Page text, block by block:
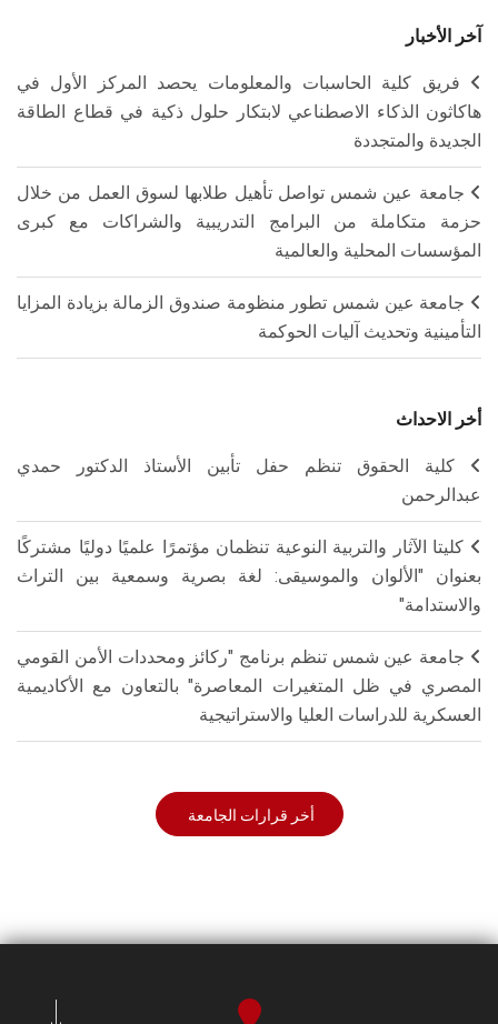
آخر الأخبار
فريق كلية الحاسبات والمعلومات يحصد المركز الأول في
هاكاثون الذكاء الاصطناعي لابتكار حلول ذكية في قطاع الطاقة
الجديدة والمتجددة
جامعة عين شمس تواصل تأهيل طلابها لسوق العمل من خلال
حزمة متكاملة من البرامج التدريبية والشراكات مع كبرى
المؤسسات المحلية والعالمية
جامعة عين شمس تطور منظومة صندوق الزمالة بزيادة المزايا
التأمينية وتحديث آليات الحوكمة
أخر الاحداث
كلية الحقوق تنظم حفل تأبين الأستاذ الدكتور حمدي
عبدالرحمن
كليتا الآثار والتربية النوعية تنظمان مؤتمرًا علميًا دوليًا مشتركًا
بعنوان "الألوان والموسيقى: لغة بصرية وسمعية بين التراث
والاستدامة"
جامعة عين شمس تنظم برنامج "ركائز ومحددات الأمن القومي
المصري في ظل المتغيرات المعاصرة" بالتعاون مع الأكاديمية
العسكرية للدراسات العليا والاستراتيجية
أخر قرارات الجامعة